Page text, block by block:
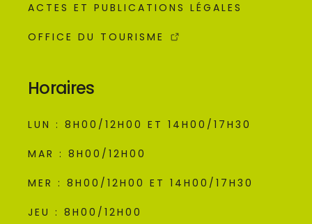
ACTES ET PUBLICATIONS LÉGALES
OFFICE DU TOURISME
Horaires
LUN : 8H00/12H00 ET 14H00/17H30
MAR : 8H00/12H00
MER : 8H00/12H00 ET 14H00/17H30
JEU : 8H00/12H00